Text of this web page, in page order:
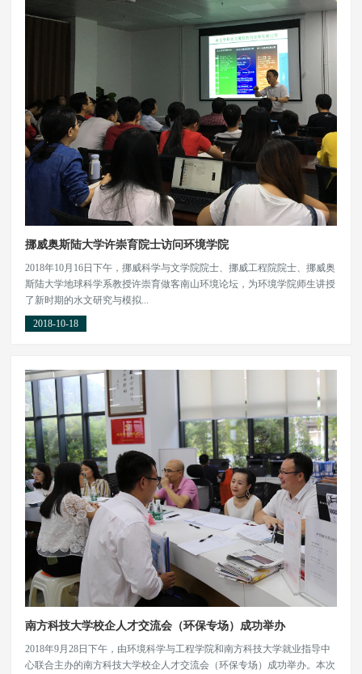
挪威奥斯陆大学许崇育院士访问环境学院
2018年10月16日下午，挪威科学与文学院院士、挪威工程院院士、挪威奥
斯陆大学地球科学系教授许崇育做客南山环境论坛，为环境学院师生讲授
了新时期的水文研究与模拟...
2018-10-18
南方科技大学校企人才交流会（环保专场）成功举办
2018年9月28日下午，由环境科学与工程学院和南方科技大学就业指导中
心联合主办的南方科技大学校企人才交流会（环保专场）成功举办。本次